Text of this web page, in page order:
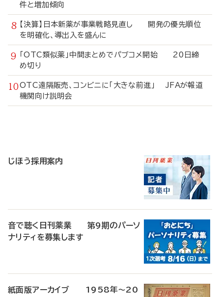
件と増加傾向
【決算】日本新薬が事業戦略見直し 開発の優先順位
を明確化、導出入を盛んに
「OTC類似薬」中間まとめでパブコメ開始 20日締
め切り
OTC遠隔販売、コンビニに「大きな前進」 JFAが報道
機関向け説明会
じほう採用案内
音で聴く日刊薬業 第9期のパーソ
ナリティを募集します
紙面版アーカイブ 1958年～20